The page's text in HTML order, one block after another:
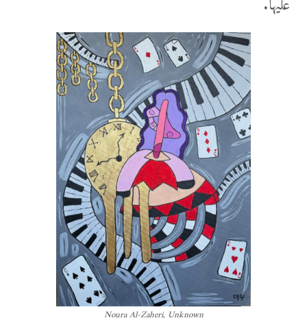
Noura Al-Zaheri, Unknown